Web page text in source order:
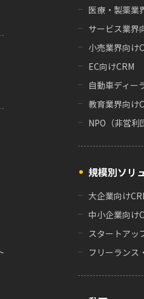
医療・製薬業
サービス業界
小売業界向け
EC向けCRM
自動車ディー
教育業界向け
NPO（非営利
規模別ソリ
大企業向け
中小企業向け
スタートアッ
フリーランス